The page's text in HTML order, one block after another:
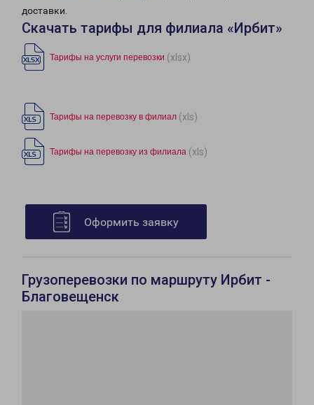
доставки.
Скачать тарифы для филиала «Ирбит»
Тарифы на услуги перевозки (xlsx)
Тарифы на перевозку в филиал (xls)
Тарифы на перевозку из филиала (xls)
Оформить заявку
Грузоперевозки по маршруту Ирбит -
Благовещенск